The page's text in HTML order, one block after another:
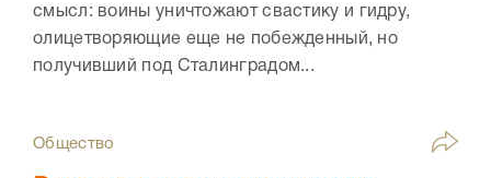
смысл: воины уничтожают свастику и гидру,
олицетворяющие еще не побежденный, но
получивший под Сталинградом...
Общество